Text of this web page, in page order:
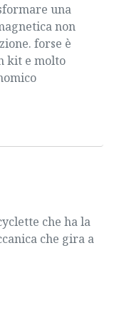
una
non
forse è
kit e molto
che ha la
che gira a